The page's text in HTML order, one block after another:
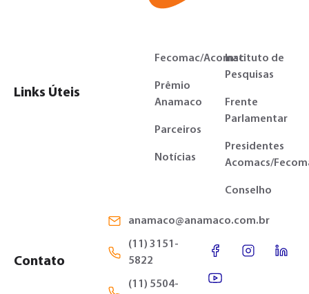
Links Úteis
Fecomac/Acomac
Prêmio
Anamaco
Parceiros
Notícias
Instituto de
Pesquisas
Frente
Parlamentar
Presidentes
Acomacs/
Conselho
Contato
anamaco@anamaco.com.br
(11) 3151-
5822
(11) 5504-